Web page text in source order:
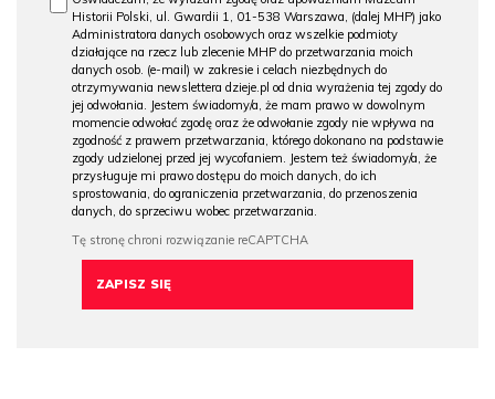
Historii Polski, ul. Gwardii 1, 01-538 Warszawa, (dalej MHP) jako
Administratora danych osobowych oraz wszelkie podmioty
działające na rzecz lub zlecenie MHP do przetwarzania moich
danych osob. (e-mail) w zakresie i celach niezbędnych do
otrzymywania newslettera dzieje.pl od dnia wyrażenia tej zgody do
jej odwołania. Jestem świadomy/a, że mam prawo w dowolnym
momencie odwołać zgodę oraz że odwołanie zgody nie wpływa na
zgodność z prawem przetwarzania, którego dokonano na podstawie
zgody udzielonej przed jej wycofaniem. Jestem też świadomy/a, że
przysługuje mi prawo dostępu do moich danych, do ich
sprostowania, do ograniczenia przetwarzania, do przenoszenia
danych, do sprzeciwu wobec przetwarzania.